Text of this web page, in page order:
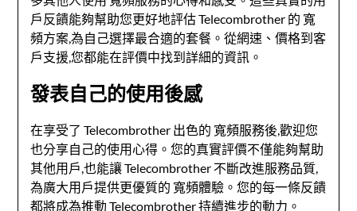
戶反饋能夠幫助您更好地評估 Telecombrother 的 寬
頻方案,為自己選擇最合適的套餐。從網速、價格到客
戶支援,您都能在評價中找到詳細的資訊。
發表自己的使用後感
在享受了 Telecombrother 出色的 寬頻服務後,歡迎您
也分享自己的使用心得。您的真實評價不僅能夠幫助
其他用戶,也能讓 Telecombrother 不斷改進服務品質,
為廣大用戶提供更優質的 寬頻體驗。您的每一條反饋
都將成為推動 Telecombrother 持續進步的動力。